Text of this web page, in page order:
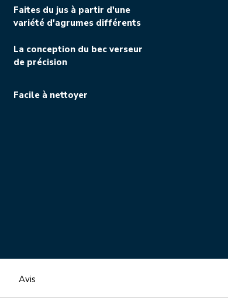
Faites du jus à partir d'une
variété d'agrumes différents
La conception du bec verseur
de précision
Facile à nettoyer
Avis